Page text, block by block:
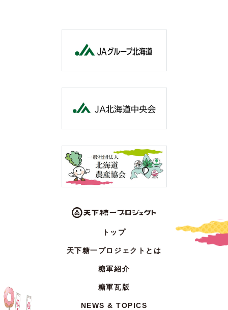
トップ
天下糖一プロジェクトとは
糖軍紹介
糖軍瓦版
NEWS & TOPICS